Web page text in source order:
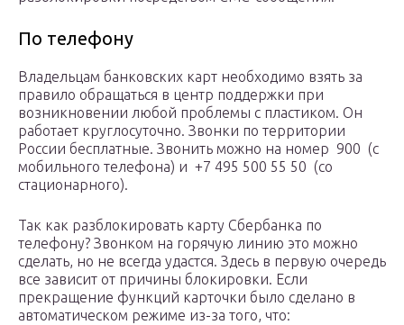
По телефону
Владельцам банковских карт необходимо взять за
правило обращаться в центр поддержки при
возникновении любой проблемы с пластиком. Он
работает круглосуточно. Звонки по территории
России бесплатные. Звонить можно на номер 900 (с
мобильного телефона) и +7 495 500 55 50 (со
стационарного).
Так как разблокировать карту Сбербанка по
телефону? Звонком на горячую линию это можно
сделать, но не всегда удастся. Здесь в первую очередь
все зависит от причины блокировки. Если
прекращение функций карточки было сделано в
автоматическом режиме из-за того, что: